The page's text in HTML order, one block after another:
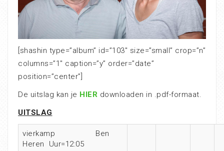
[shashin type=”album” id=”103″ size=”small” crop=”n”
columns=”1″ caption=”y” order=”date”
position=”center”]
De uitslag kan je HIER downloaden in .pdf-formaat.
UITSLAG
vierkamp Ben
Heren Uur=12:05